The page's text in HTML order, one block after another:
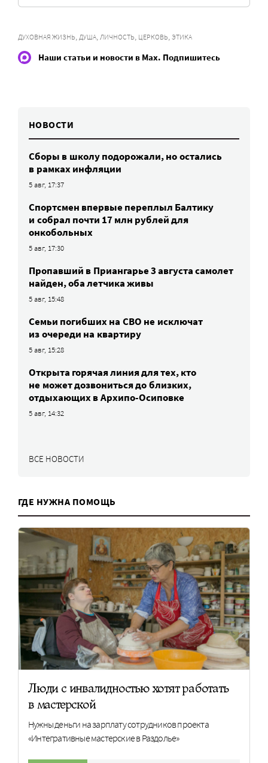
ДУХОВНАЯ ЖИЗНЬ ДУША ЛИЧНОСТЬ ЦЕРКОВЬ ЭТИКА
Наши статьи и новости в Max. Подпишитесь
НОВОСТИ
Сборы в школу подорожали, но остались
в рамках инфляции
5 авг, 17:37
Спортсмен впервые переплыл Балтику
и собрал почти 17 млн рублей для
онкобольных
5 авг, 17:30
Пропавший в Приангарье 3 августа самолет
найден, оба летчика живы
5 авг, 15:48
Семьи погибших на СВО не исключат
из очереди на квартиру
5 авг, 15:28
Открыта горячая линия для тех, кто
не может дозвониться до близких,
отдыхающих в Архипо-Осиповке
5 авг, 14:32
ВСЕ НОВОСТИ
ГДЕ НУЖНА ПОМОЩЬ
Люди с инвалидностью хотят работать
в мастерской
Нужны деньги на зарплату сотрудников проекта
«Интегративные мастерские в Раздолье»